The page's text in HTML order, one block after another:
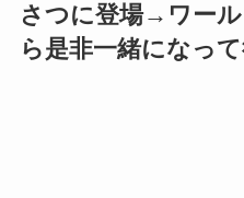
さつに登場→ワー
ら是非一緒になって